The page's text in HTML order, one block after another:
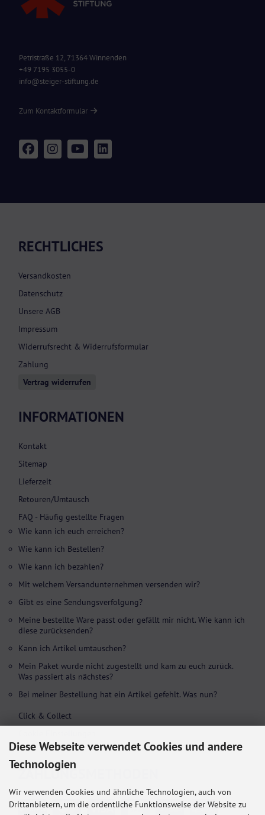
Petristraße 12, 71364 Winnenden
+49 7195 3055-0
info@steiger-stiftung.de
Zum Kontaktformular
RECHTLICHES
Versandkosten
Datenschutz
Unsere AGB
Impressum
Widerrufsrecht & Widerrufsformular
Zahlung
Vertrag widerrufen
INFORMATIONEN
Kontakt
Sitemap
Lieferzeit
Retouren/Umtausch
FAQ - Häufig gestellte Fragen
Wie kann ich euch erreichen?
Wie kann ich Bestellen?
Wie kann ich bezahlen?
Mit welchem Versandunternehmen versenden wir?
Gibt es eine Sendungsverfolgung?
Meine bestellte Ware passt oder gefällt mir nicht. Wie kann ich
diese zurücksenden?
Kann ich Artikel umtauschen?
Mein Paket wurde nicht zugestellt und kam zu euch zurück.
Was passiert als nächstes?
Bei meiner Bestellung hat ein Artikel gefehlt. Was nun?
Click & Collect
ZAHLUNGS­METHODEN
Diese Webseite verwendet Cookies und andere
Technologien
Wir verwenden Cookies und ähnliche Technologien, auch von
Drittanbietern, um die ordentliche Funktionsweise der Website zu